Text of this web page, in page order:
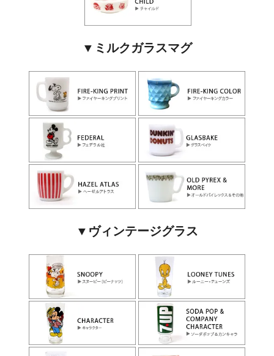
▼ミルクガラスマグ
▼ヴィンテージグラス